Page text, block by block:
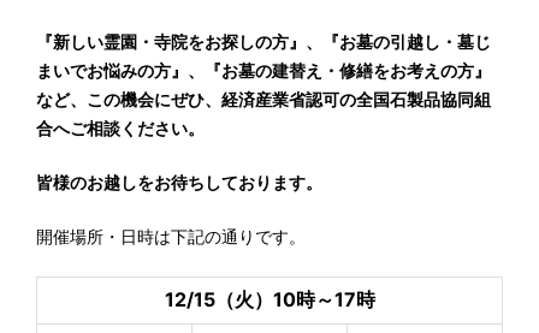
『新しい霊園・寺院をお探しの方』、『お墓の引越し・墓じ
まいでお悩みの方』、『お墓の建替え・修繕をお考えの方』
など、この機会にぜひ、経済産業省認可の全国石製品協同組
合へご相談ください。
皆様のお越しをお待ちしております。
開催場所・日時は下記の通りです。
12/15（火）10時～17時